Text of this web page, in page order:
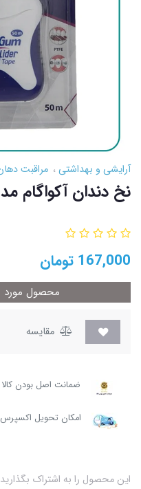
آرایشی و بهداشتی مراقبت
نخ دندان آکواگام
167,000 تومان
محصول مورد
مقایسه
ضمانت اصل بودن کالا
امکان تحویل اکسپرس
این محصول را به اشتراک بگذارید